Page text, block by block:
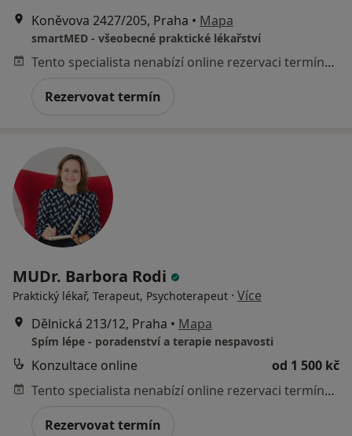
Koněvova 2427/205, Praha • Mapa
smartMED - všeobecné praktické lékařství
Tento specialista nenabízí online rezervaci termínu na této adrese.
Rezervovat termín
MUDr. Barbora Rodi
Praktický lékař, Terapeut, Psychoterapeut · Více
Dělnická 213/12, Praha • Mapa
Spím lépe - poradenství a terapie nespavosti
Konzultace online
od 1 500 kč
Tento specialista nenabízí online rezervaci termínu na této adrese.
Rezervovat termín